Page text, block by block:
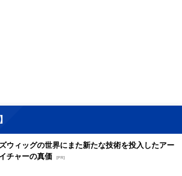
ウィッグの世界にまた新たな技術を投入したアー
チャーの真価 [PR]